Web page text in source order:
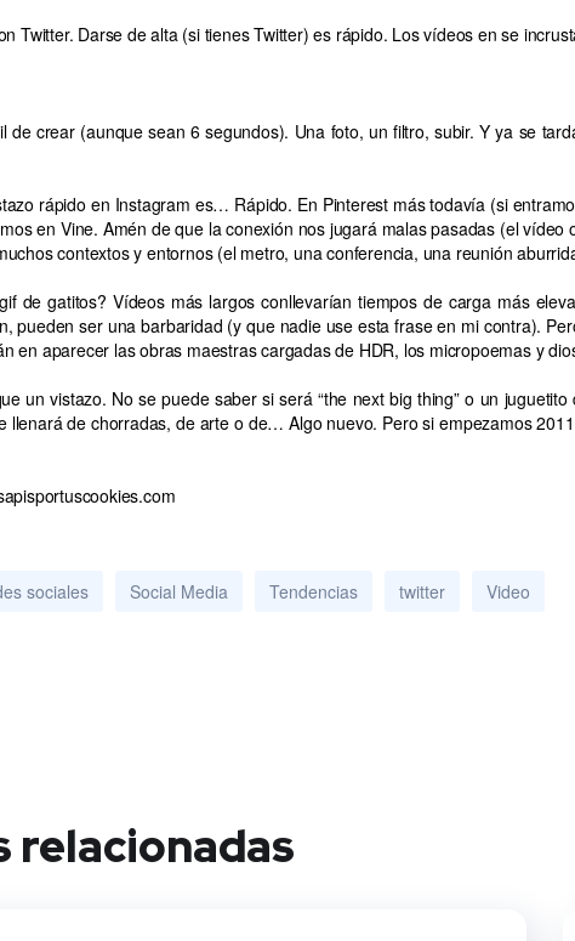
Twitter. Darse de alta (si tienes Twitter) es rápido. Los vídeos en se
de crear (aunque sean 6 segundos). Una foto, un filtro, subir. Y ya se
rápido en Instagram es… Rápido. En Pinterest más todavía (si
en Vine. Amén de que la conexión nos jugará malas pasadas (el
contextos y entornos (el metro, una conferencia, una reunión
de gatitos? Vídeos más largos conllevarían tiempos de carga más
pueden ser una barbaridad (y que nadie use esta frase en mi contra).
en aparecer las obras maestras cargadas de HDR, los micropoemas y
un vistazo. No se puede saber si será “the next big thing” o un
llenará de chorradas, de arte o de… Algo nuevo. Pero si empezamos
sociales Social Media Tendencias twitter Video
relacionadas